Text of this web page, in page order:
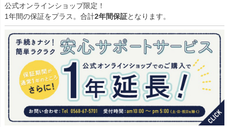
公式オンラインショップ限定！
1年間の保証をプラス。合計2年間保証となります。